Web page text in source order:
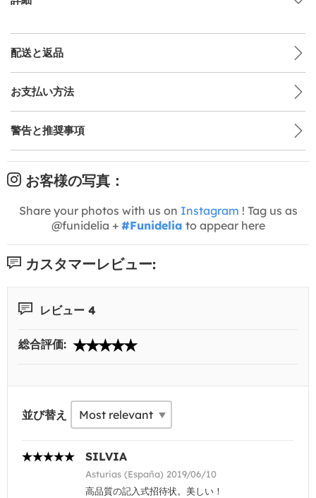
配送と返品
お支払い方法
警告と推奨事項
お客様の写真：
Share your photos with us on Instagram ! Tag us as
@funidelia + #Funidelia to appear here
カスタマーレビュー:
レビュー 4
総合評価:
並び替え
SILVIA
Asturias (España) 2019/06/10
高品質の記入式招待状。美しい！